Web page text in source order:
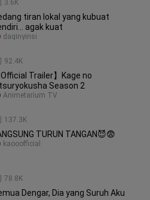
3.6K
tiran lokal yang kubuat
agak kuat
92.4K
daqinyinsi
Official Trailer】Kage no
Season 2
137.3K
Animetarium TV
TURUN TANGAN😈😨
78.8K
kaooofficial
Dengar, Dia yang Suruh Aku